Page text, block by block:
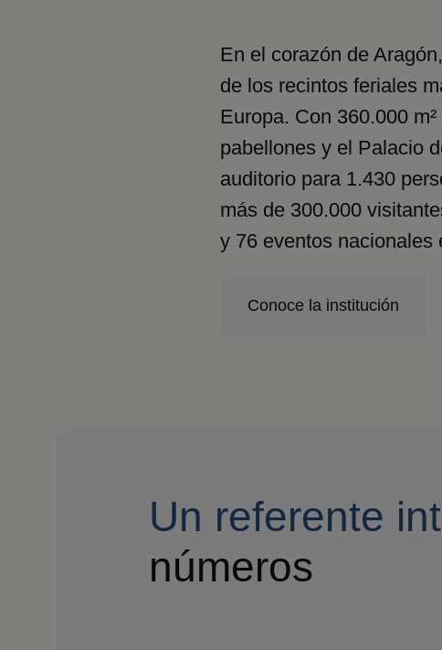
En el corazón de
de los recintos feriales
Europa. Con 360.000
pabellones y el Palacio
auditorio para 1.430
más de 300.000
y 76 eventos nacionales
Conoce la institución
Un referente
números